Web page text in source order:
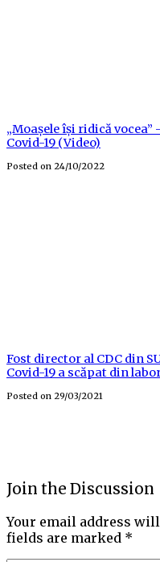
„Moașele își ridică
Covid-19 (Video)
Posted on 24/10/2022
Fost director al CDC din
Covid-19 a scăpat din
Posted on 29/03/2021
Join the Discussion
Your email address
fields are marked *